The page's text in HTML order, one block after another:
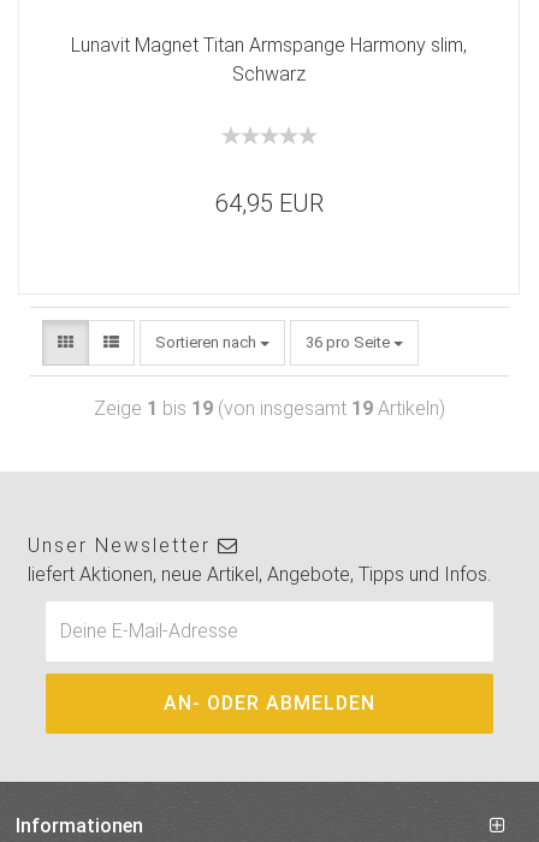
Lunavit Magnet Titan Armspange Harmony slim,
Schwarz
64,95 EUR
Sortieren nach 36 pro Seite
Zeige 1 bis 19 (von insgesamt 19 Artikeln)
Unser Newsletter
liefert Aktionen, neue Artikel, Angebote, Tipps und Infos.
Informationen